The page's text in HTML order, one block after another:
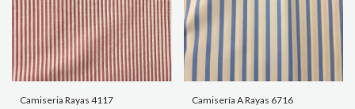
Camiseria Rayas 4117 Camisería A Rayas 6716